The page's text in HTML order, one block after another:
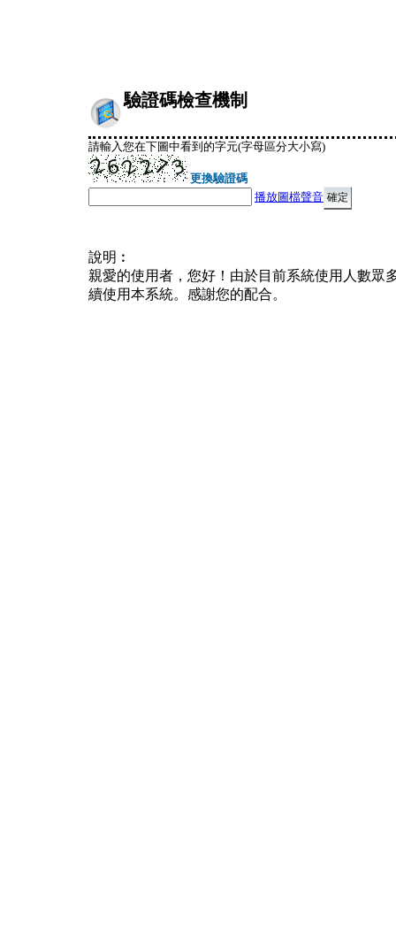
驗證碼檢查機制
請輸入您在下圖中看到的字元(字母區分大小寫)
更換驗證碼
播放圖檔聲音
說明︰
親愛的使用者，您好！由於目前系統使用人數眾
續使用本系統。感謝您的配合。